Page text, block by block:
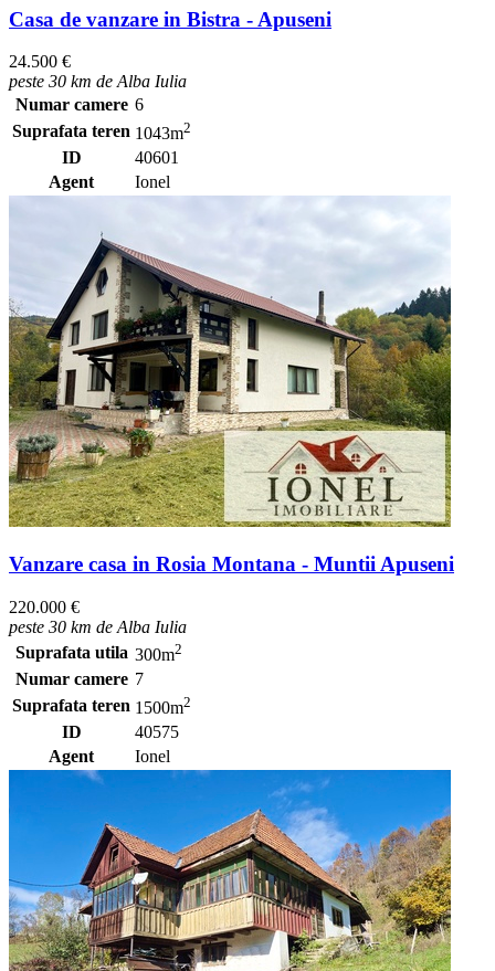
Casa de vanzare in Bistra - Apuseni
24.500 €
peste 30 km de Alba Iulia
Numar camere 6
Suprafata teren 1043m2
ID
40601
Agent
Ionel
Vanzare casa in Rosia Montana - Muntii Apuseni
220.000 €
peste 30 km de Alba Iulia
Suprafata utila 300m2
Numar camere 7
Suprafata teren 1500m2
ID
40575
Agent
Ionel